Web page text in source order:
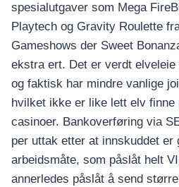
spesialutgaver som Mega
Playtech og Gravity Roulette
Gameshows der Sweet
ekstra ert. Det er verdt elveleie
og faktisk har mindre vanlige
hvilket ikke er like lett elv finne
casinoer. Bankoverføring via
per uttak etter at innskuddet er
arbeidsmåte, som påslåt helt
annerledes påslåt å send